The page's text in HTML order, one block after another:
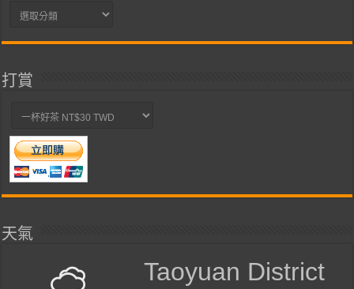
分
打賞
天氣
Taoyuan District